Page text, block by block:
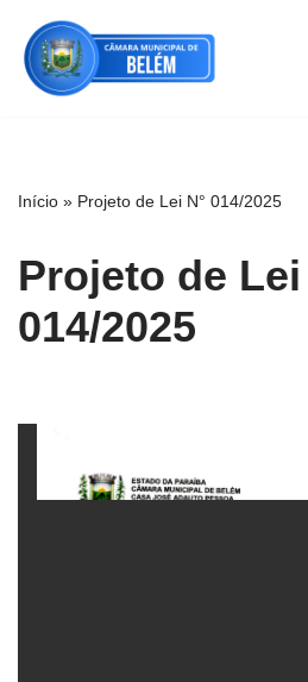
Pular
para
Início » Projeto de Lei N° 014/2025
Projeto de Lei
014/2025